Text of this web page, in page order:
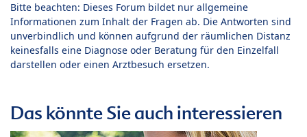
Bitte beachten: Dieses Forum bildet nur allgemeine
Informationen zum Inhalt der Fragen ab. Die Antworten sind
unverbindlich und können aufgrund der räumlichen Distanz
keinesfalls eine Diagnose oder Beratung für den Einzelfall
darstellen oder einen Arztbesuch ersetzen.
Das könnte Sie auch interessieren